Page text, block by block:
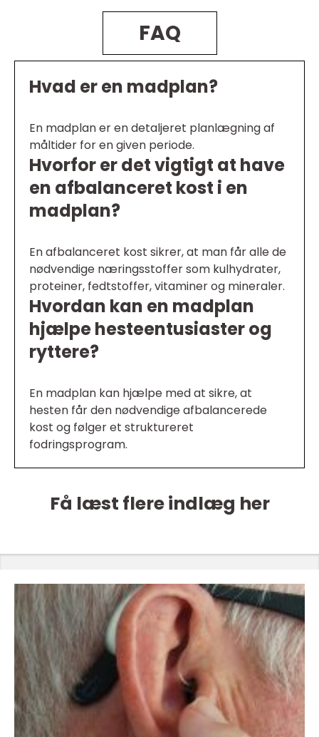
FAQ
Hvad er en madplan?
En madplan er en detaljeret planlægning af
måltider for en given periode.
Hvorfor er det vigtigt at have
en afbalanceret kost i en
madplan?
En afbalanceret kost sikrer, at man får alle de
nødvendige næringsstoffer som kulhydrater,
proteiner, fedtstoffer, vitaminer og mineraler.
Hvordan kan en madplan
hjælpe hesteentusiaster og
ryttere?
En madplan kan hjælpe med at sikre, at
hesten får den nødvendige afbalancerede
kost og følger et struktureret
fodringsprogram.
Få læst flere indlæg her